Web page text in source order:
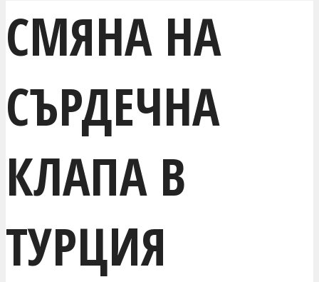
СМЯНА НА
СЪРДЕЧНА
КЛАПА В
ТУРЦИЯ